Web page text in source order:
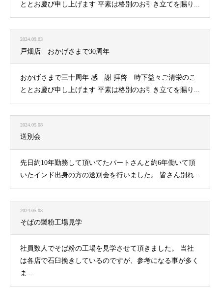
ととお慶び申し上げます 平素は格別のお引き立てを賜り...
2024.09.03
戸畑店 おかげさまで30周年
おかげさまで三十周年 感 謝 拝啓 時下益々ご清栄のこ
ととお慶び申し上げます 平素は格別のお引き立てを賜り...
2024.05.08
送別会
先日約10年勤務して頂いてたパートさんと約6年働いて頂
いたインド出身の方の送別会を行いました。 皆さん別れ...
2024.05.08
そばの製粉工場見学
社員数人でそば粉の工場を見学させて頂きました。 当社
は各店で石臼挽きしているのですが、参考になる事が多く
ま...